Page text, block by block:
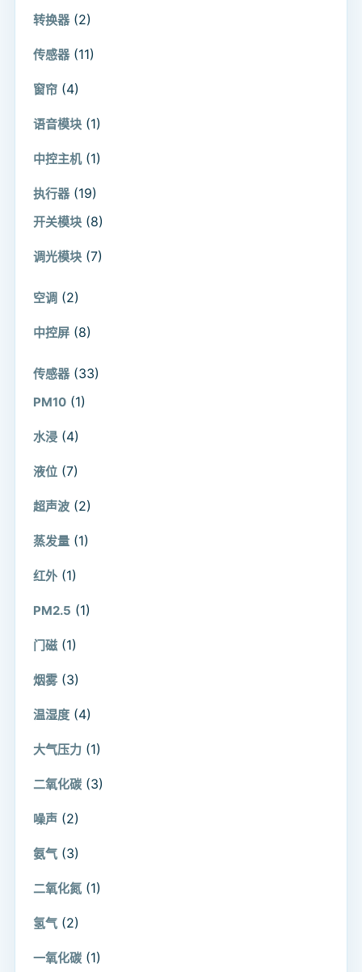
转换器 (2)
传感器 (11)
窗帘 (4)
语音模块 (1)
中控主机 (1)
执行器 (19)
开关模块 (8)
调光模块 (7)
空调 (2)
中控屏 (8)
传感器 (33)
PM10 (1)
水浸 (4)
液位 (7)
超声波 (2)
蒸发量 (1)
红外 (1)
PM2.5 (1)
门磁 (1)
烟雾 (3)
温湿度 (4)
大气压力 (1)
二氧化碳 (3)
噪声 (2)
氨气 (3)
二氧化氮 (1)
氢气 (2)
一氧化碳 (1)